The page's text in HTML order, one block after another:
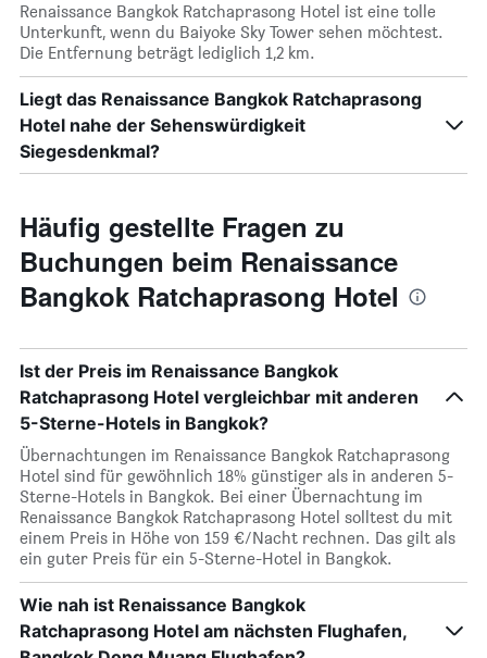
Renaissance Bangkok Ratchaprasong Hotel ist eine tolle
Unterkunft, wenn du Baiyoke Sky Tower sehen möchtest.
Die Entfernung beträgt lediglich 1,2 km.
Liegt das Renaissance Bangkok Ratchaprasong
Hotel nahe der Sehenswürdigkeit
Siegesdenkmal?
Häufig gestellte Fragen zu
Buchungen beim Renaissance
Bangkok Ratchaprasong Hotel
Ist der Preis im Renaissance Bangkok
Ratchaprasong Hotel vergleichbar mit anderen
5-Sterne-Hotels in Bangkok?
Übernachtungen im Renaissance Bangkok Ratchaprasong
Hotel sind für gewöhnlich 18% günstiger als in anderen 5-
Sterne-Hotels in Bangkok. Bei einer Übernachtung im
Renaissance Bangkok Ratchaprasong Hotel solltest du mit
einem Preis in Höhe von 159 €/Nacht rechnen. Das gilt als
ein guter Preis für ein 5-Sterne-Hotel in Bangkok.
Wie nah ist Renaissance Bangkok
Ratchaprasong Hotel am nächsten Flughafen,